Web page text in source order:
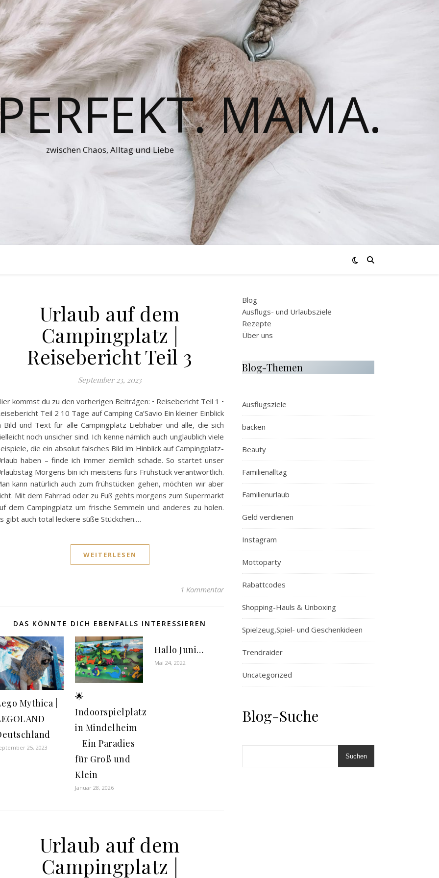
MAMA.
zwischen Chaos, Alltag und Liebe
Urlaub auf dem
Campingplatz |
Reisebericht Teil 3
September 23, 2023
kommst du zu den vorherigen Beiträgen: • Reisebericht Teil 1 •
Teil 2 10 Tage auf Camping Ca’Savio Ein kleiner Einblick
Bild und Text für alle Campingplatz-Liebhaber und alle, die sich
noch unsicher sind. Ich kenne nämlich auch unglaublich viele
die ein absolut falsches Bild im Hinblick auf Campingplatz-
haben – finde ich immer ziemlich schade. So startet unser
Morgens bin ich meistens fürs Frühstück verantwortlich.
kann natürlich auch zum frühstücken gehen, möchten wir aber
Mit dem Fahrrad oder zu Fuß gehts morgens zum Supermarkt
dem Campingplatz um frische Semmeln und anderes zu holen.
gibt auch total leckere süße Stückchen.…
WEITERLESEN
1 Kommentar
DAS KÖNNTE DICH EBENFALLS INTERESSIEREN
Mythica |
25, 2023
🌟
Indoorspielplatz
in Mindelheim
– Ein Paradies
für Groß und
Klein
Januar 28, 2026
Hallo Juni…
Mai 24, 2022
Urlaub auf dem
Campingplatz |
Blog
Ausflugs- und Urlaubsziele
Rezepte
Über uns
Blog-Themen
Ausflugsziele
backen
Beauty
Familienalltag
Familienurlaub
Geld verdienen
Instagram
Mottoparty
Rabattcodes
Shopping-Hauls & Unboxing
Spielzeug,Spiel- und Geschenkideen
Trendraider
Uncategorized
Blog-Suche
Suchen